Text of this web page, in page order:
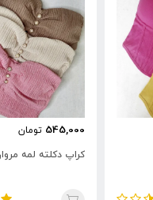
545,000 تومان
کراپ دکلته لمه